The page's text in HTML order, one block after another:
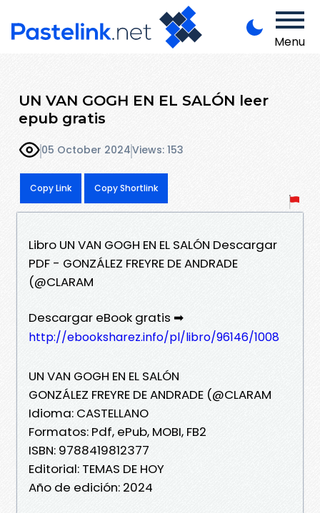
Menu
UN VAN GOGH EN EL SALÓN leer
epub gratis
05 October 2024Views: 153
Copy Link Copy Shortlink
Libro UN VAN GOGH EN EL SALÓN Descargar
PDF - GONZÁLEZ FREYRE DE ANDRADE
(@CLARAM
Descargar eBook gratis ➡
http://ebooksharez.info/pl/libro/96146/1008
UN VAN GOGH EN EL SALÓN
GONZÁLEZ FREYRE DE ANDRADE (@CLARAM
Idioma: CASTELLANO
Formatos: Pdf, ePub, MOBI, FB2
ISBN: 9788419812377
Editorial: TEMAS DE HOY
Año de edición: 2024